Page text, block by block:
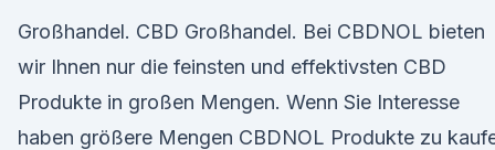
Großhandel. CBD Großhandel. Bei CBDNOL bieten
wir Ihnen nur die feinsten und effektivsten CBD
Produkte in großen Mengen. Wenn Sie Interesse
haben größere Mengen CBDNOL Produkte zu